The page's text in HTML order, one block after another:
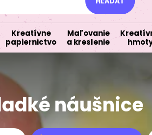
Kreatívne
papiernictvo
Maľovanie
a kreslenie
náušnice